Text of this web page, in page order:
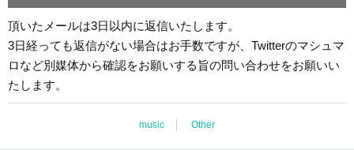
頂いたメールは3日以内に返信いたします。
3日経っても返信がない場合はお手数ですが、Twitterのマシュマ
ロなど別媒体から確認をお願いする旨の問い合わせをお願いい
たします。
music Other